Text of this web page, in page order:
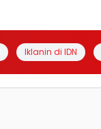
Iklanin di IDN